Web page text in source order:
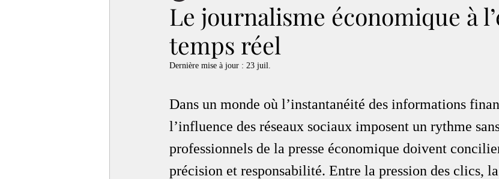
Le journalisme économique à
temps réel
Dernière mise à jour : 23 juil.
Dans un monde où l’instantanéité des informations
l’influence des réseaux sociaux imposent un rythme
professionnels de la presse économique doivent
précision et responsabilité. Entre la pression des clics,